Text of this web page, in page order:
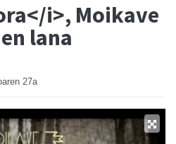
i>, Moikave
lana
27a